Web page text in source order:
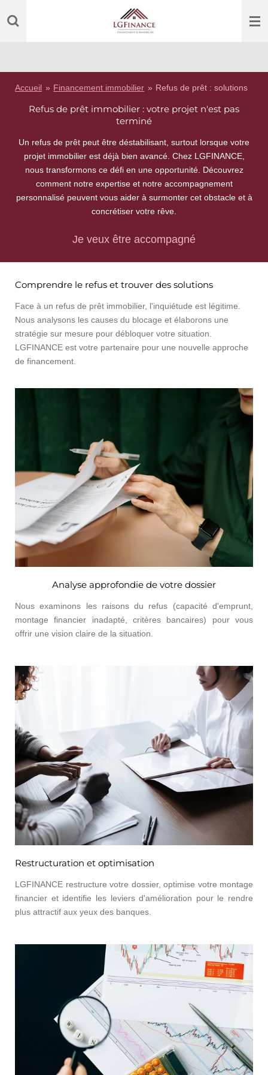
au
Accueil » Financement immobilier » Refus de prêt : solutions
Refus de prêt immobilier : votre projet n'est pas
terminé
Un refus de prêt peut être déstabilisant, surtout lorsque votre
projet immobilier est déjà bien avancé. Chez LGFINANCE,
nous transformons ce défi en une opportunité. Découvrez
comment notre expertise et notre accompagnement
personnalisé peuvent vous aider à surmonter cet obstacle et à
concrétiser votre rêve.
Je veux être accompagné
Comprendre le refus et trouver des solutions
Face à un refus de prêt immobilier, l'inquiétude est légitime.
Nous analysons les causes du blocage et élaborons une
stratégie sur mesure pour débloquer votre situation.
LGFINANCE est votre partenaire pour une nouvelle approche
de financement.
Analyse approfondie de votre dossier
Nous examinons les raisons du refus (capacité d'emprunt,
montage financier inadapté, critères bancaires) pour vous
offrir une vision claire de la situation.
Restructuration et optimisation
LGFINANCE restructure votre dossier, optimise votre montage
financier et identifie les leviers d'amélioration pour le rendre
plus attractif aux yeux des banques.